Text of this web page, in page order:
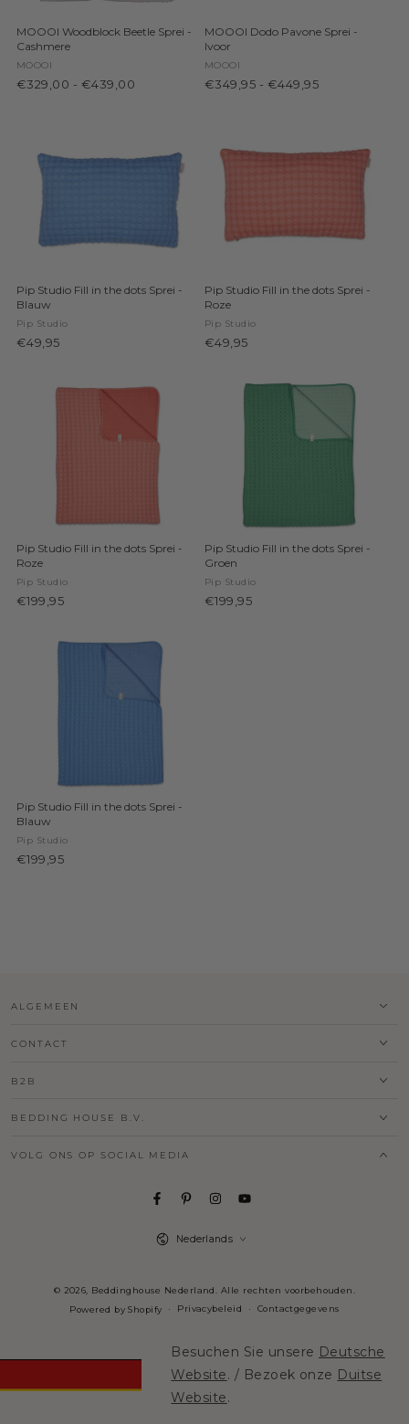
MOOOI Woodblock Beetle Sprei -
Cashmere
MOOOI
€329,00 - €439,00
MOOOI Dodo Pavone Sprei -
Ivoor
MOOOI
€349,95 - €449,95
Pip Studio Fill in the dots Sprei -
Blauw
Pip Studio
€49,95
Pip Studio Fill in the dots Sprei -
Roze
Pip Studio
€49,95
Pip Studio Fill in the dots Sprei -
Roze
Pip Studio
€199,95
Pip Studio Fill in the dots Sprei -
Groen
Pip Studio
€199,95
Pip Studio Fill in the dots Sprei -
Blauw
Pip Studio
€199,95
ALGEMEEN
CONTACT
B2B
BEDDING HOUSE B.V.
VOLG ONS OP SOCIAL MEDIA
© 2026, Beddinghouse Nederland
. Alle rechten voorbehouden.
Powered by Shopify
Privacybeleid Contactgegevens
Taal
Nederlands
Besuchen Sie unsere Deutsche
Website. / Bezoek onze Duitse
Website.